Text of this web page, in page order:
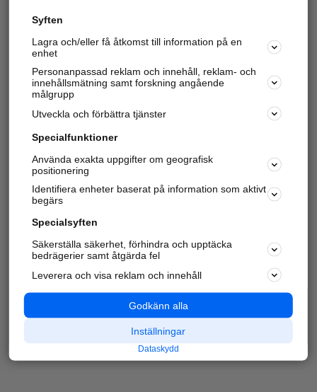
Syften
Lagra och/eller få åtkomst till information på en
enhet
Personanpassad reklam och innehåll, reklam- och
innehållsmätning samt forskning angående
målgrupp
Utveckla och förbättra tjänster
Specialfunktioner
Använda exakta uppgifter om geografisk
positionering
Identifiera enheter baserat på information som aktivt
begärs
Specialsyften
Säkerställa säkerhet, förhindra och upptäcka
bedrägerier samt åtgärda fel
Leverera och visa reklam och innehåll
Godkänn alla
Inställningar
Dataskydd